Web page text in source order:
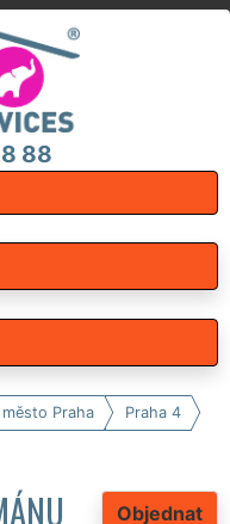
88
Praha Praha 4
Objednat